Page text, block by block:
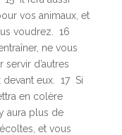
vos animaux, et
voudrez. 16
ne vous
d’autres
eux. 17 Si
en colère
aura plus de
et vous